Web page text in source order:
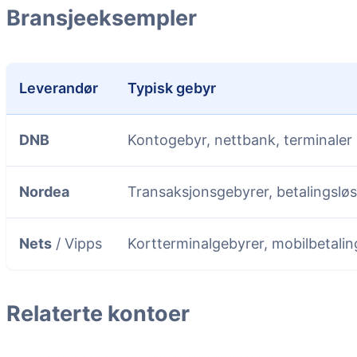
Bransjeeksempler
Leverandør Typisk gebyr
DNB Kontogebyr, nettbank, terminaler
Nordea Transaksjonsgebyrer,
Nets / Vipps Kortterminalgebyrer,
Relaterte kontoer